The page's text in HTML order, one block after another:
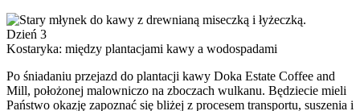
Dzień 3
Kostaryka: między plantacjami kawy a wodospadami
Po śniadaniu przejazd do plantacji kawy Doka Estate Coffee and
Mill, położonej malowniczo na zboczach wulkanu. Będziecie mieli
Państwo okazję zapoznać się bliżej z procesem transportu, suszenia i